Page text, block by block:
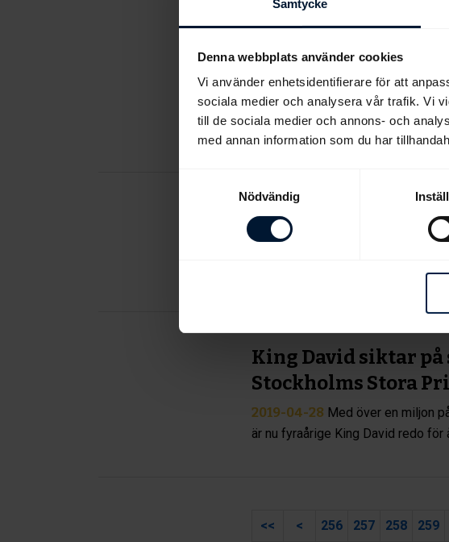
Samtycke
Denna webbplats använder cookies
Vi använder enhetsidentifierare för att
sociala medier och analysera vår trafik. Vi
till de sociala medier och annons- och
med annan information som du har
Nödvändig
Senaste nytt om
Klampenborg inför
2019-05-04 Banmästare Gordon
Klampenborgs bana har gett oss
banunderlaget inför dagens
A classic puzzle...
2019-05-02
Long list of high
King David siktar
Stockholms Stora
2019-04-28 Med över en miljon
är nu fyraårige King David redo för
<< < 256 257 258 259